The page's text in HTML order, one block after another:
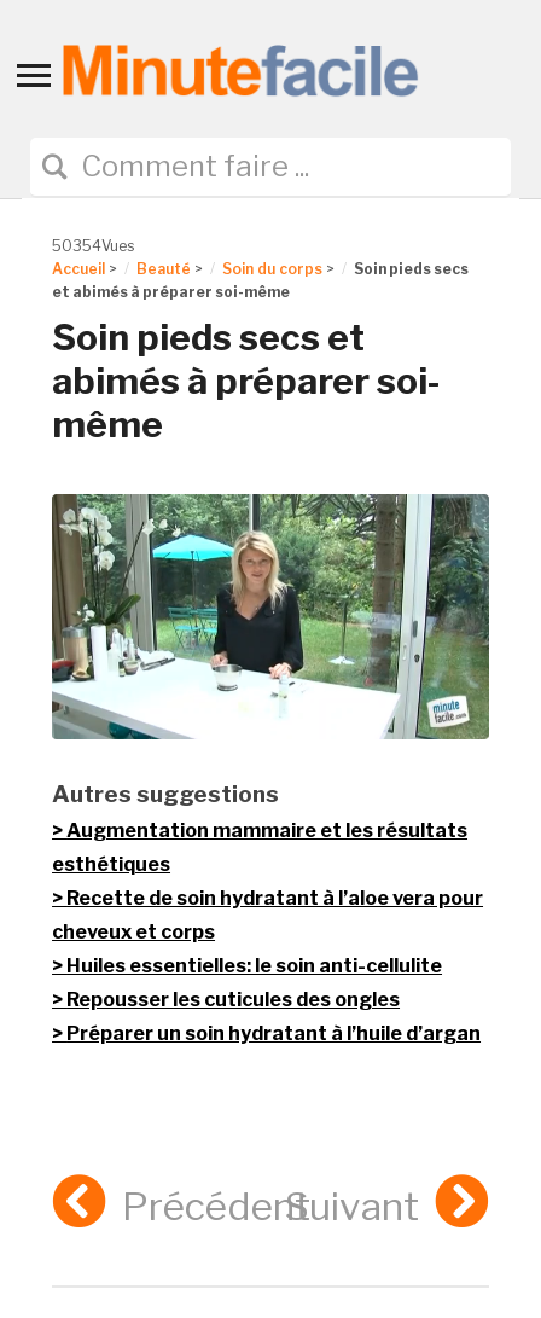
Toggle
navigation
50354Vues
Accueil > Beauté > Soin du corps >
Soin pieds secs
et abimés à préparer soi-même
Soin pieds secs et
abimés à préparer soi-
même
Autres suggestions
Augmentation mammaire et les résultats
esthétiques
Recette de soin hydratant à l’aloe vera pour
cheveux et corps
Huiles essentielles: le soin anti-cellulite
Repousser les cuticules des ongles
Préparer un soin hydratant à l’huile d’argan
PrécédentSuivant